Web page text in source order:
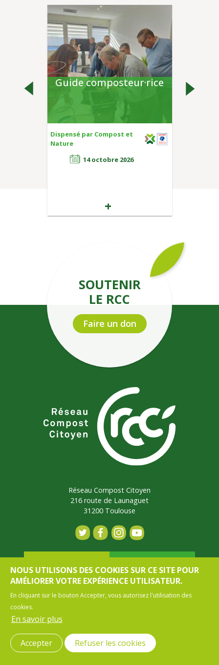
Guide composteur·rice
Dispensé par Compost et
Nature
+
14 octobre 2026
SOUTENIR
LE RCC
Faire un don
Réseau Compost Citoyen
216 route de Launaguet
31200 Toulouse
Contact Adhérer
Mon espace
MENU PIED DE PAGE
CONTACT
NOUS UTILISONS DES COOKIES SUR CE SITE POUR
AMÉLIORER VOTRE EXPÉRIENCE UTILISATEUR.
En cliquant sur le bouton Accepter, vous autorisez l'utilisation des
cookies.
En savoir plus
Accepter Refuser les cookies